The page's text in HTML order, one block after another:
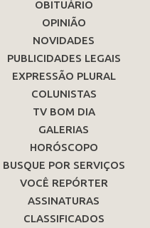
OBITUÁRIO
OPINIÃO
NOVIDADES
PUBLICIDADES LEGAIS
EXPRESSÃO PLURAL
COLUNISTAS
TV BOM DIA
GALERIAS
HORÓSCOPO
BUSQUE POR SERVIÇOS
VOCÊ REPÓRTER
ASSINATURAS
CLASSIFICADOS